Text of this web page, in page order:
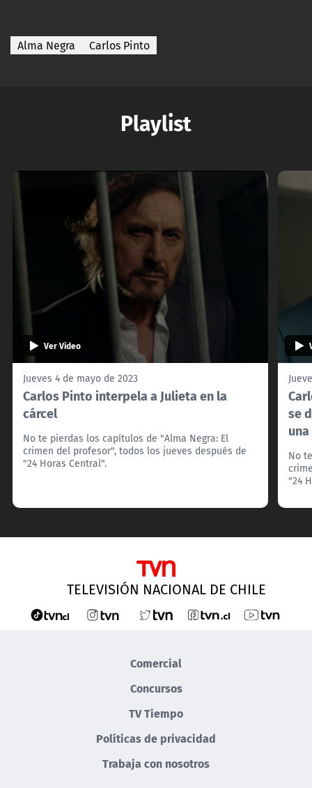
Alma Negra Carlos Pinto
Playlist
Ver Video
Jueves 4 de mayo de 2023
Carlos Pinto interpela a Julieta en la
cárcel
No te pierdas los capítulos de "Alma Negra: El
crimen del profesor", todos los jueves después de
"24 Horas Central".
se
No
"24
TELEVISIÓN NACIONAL DE CHILE
Comercial
Concursos
TV Tiempo
Políticas de privacidad
Trabaja con nosotros